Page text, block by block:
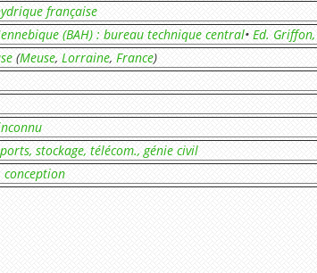
française
(BAH) : bureau technique central•Ed.
(Meuse,Lorraine,France)
stockage, télécom., génie civil
: conception